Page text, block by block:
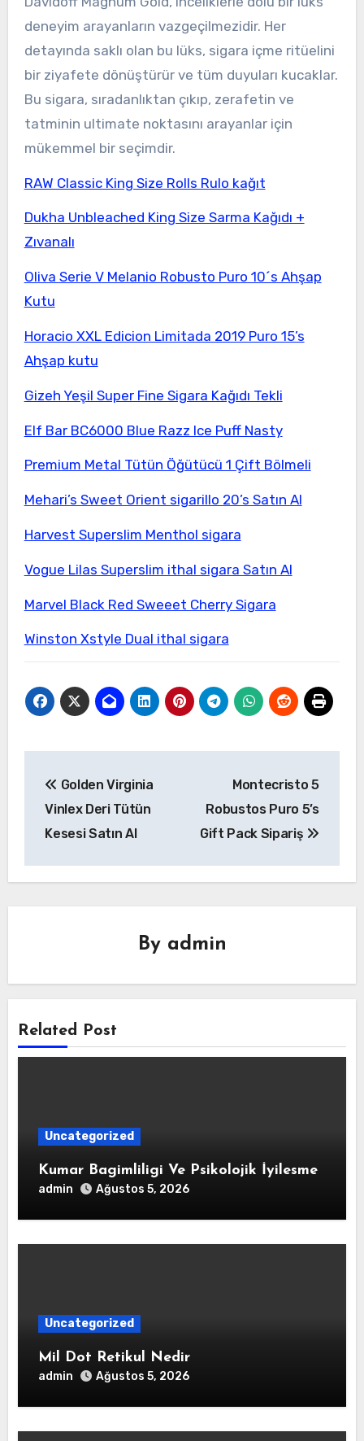
deneyim arayanların vazgeçilmezidir. Her
detayında saklı olan bu lüks, sigara içme ritüelini
bir ziyafete dönüştürür ve tüm duyuları kucaklar.
Bu sigara, sıradanlıktan çıkıp, zerafetin ve
tatminin ultimate noktasını arayanlar için
mükemmel bir seçimdir.
RAW Classic King Size Rolls Rulo kağıt
Dukha Unbleached King Size Sarma Kağıdı +
Zıvanalı
Oliva Serie V Melanio Robusto Puro 10´s Ahşap
Kutu
Horacio XXL Edicion Limitada 2019 Puro 15’s
Ahşap kutu
Gizeh Yeşil Super Fine Sigara Kağıdı Tekli
Elf Bar BC6000 Blue Razz Ice Puff Nasty
Premium Metal Tütün Öğütücü 1 Çift Bölmeli
Mehari’s Sweet Orient sigarillo 20’s Satın Al
Harvest Superslim Menthol sigara
Vogue Lilas Superslim ithal sigara Satın Al
Marvel Black Red Sweeet Cherry Sigara
Winston Xstyle Dual ithal sigara
gezinmesi
Golden Virginia
Vinlex Deri Tütün
Kesesi Satın Al
Montecristo 5
Robustos Puro 5’s
Gift Pack Sipariş
By admin
Related Post
Uncategorized
Kumar Bagimliligi Ve Psikolojik İyilesme
admin Ağustos 5, 2026
Uncategorized
Mil Dot Retikul Nedir
admin Ağustos 5, 2026